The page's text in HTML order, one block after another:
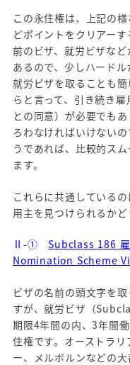
この永住権は、上記の
どポイントをクリアー
前のビザ、就労ビザな
あるので、少しハードル
就労ビザを取ることも
らと言って、引き続き
との同意）が必要でも
ろわなければいけない
うであれば、比較的ス
ます。
これらに共通している
用主を見つけられるか
Ⅱ-①
Subclass 186
Nomination Scheme
ビザの名前の頭文字を
すが、就労ビザ（
期限4年間の内、3年間
住権です。オーストラ
ー、メルボルンなどの